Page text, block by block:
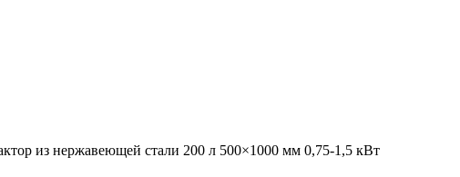
из нержавеющей стали 200 л 500×1000 мм 0,75-1,5 кВт